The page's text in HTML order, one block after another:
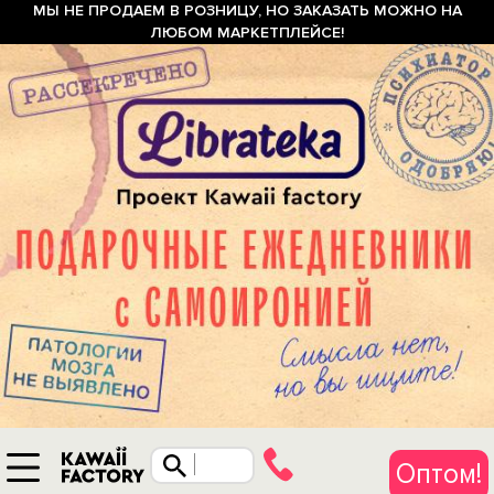
МЫ НЕ ПРОДАЕМ В РОЗНИЦУ, НО ЗАКАЗАТЬ МОЖНО НА
ЛЮБОМ МАРКЕТПЛЕЙСЕ!
Оптом!